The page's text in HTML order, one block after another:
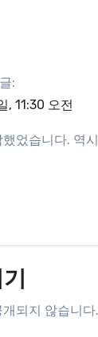
:
, 11:30 오전
었습니다. 역
되지 않습니다.